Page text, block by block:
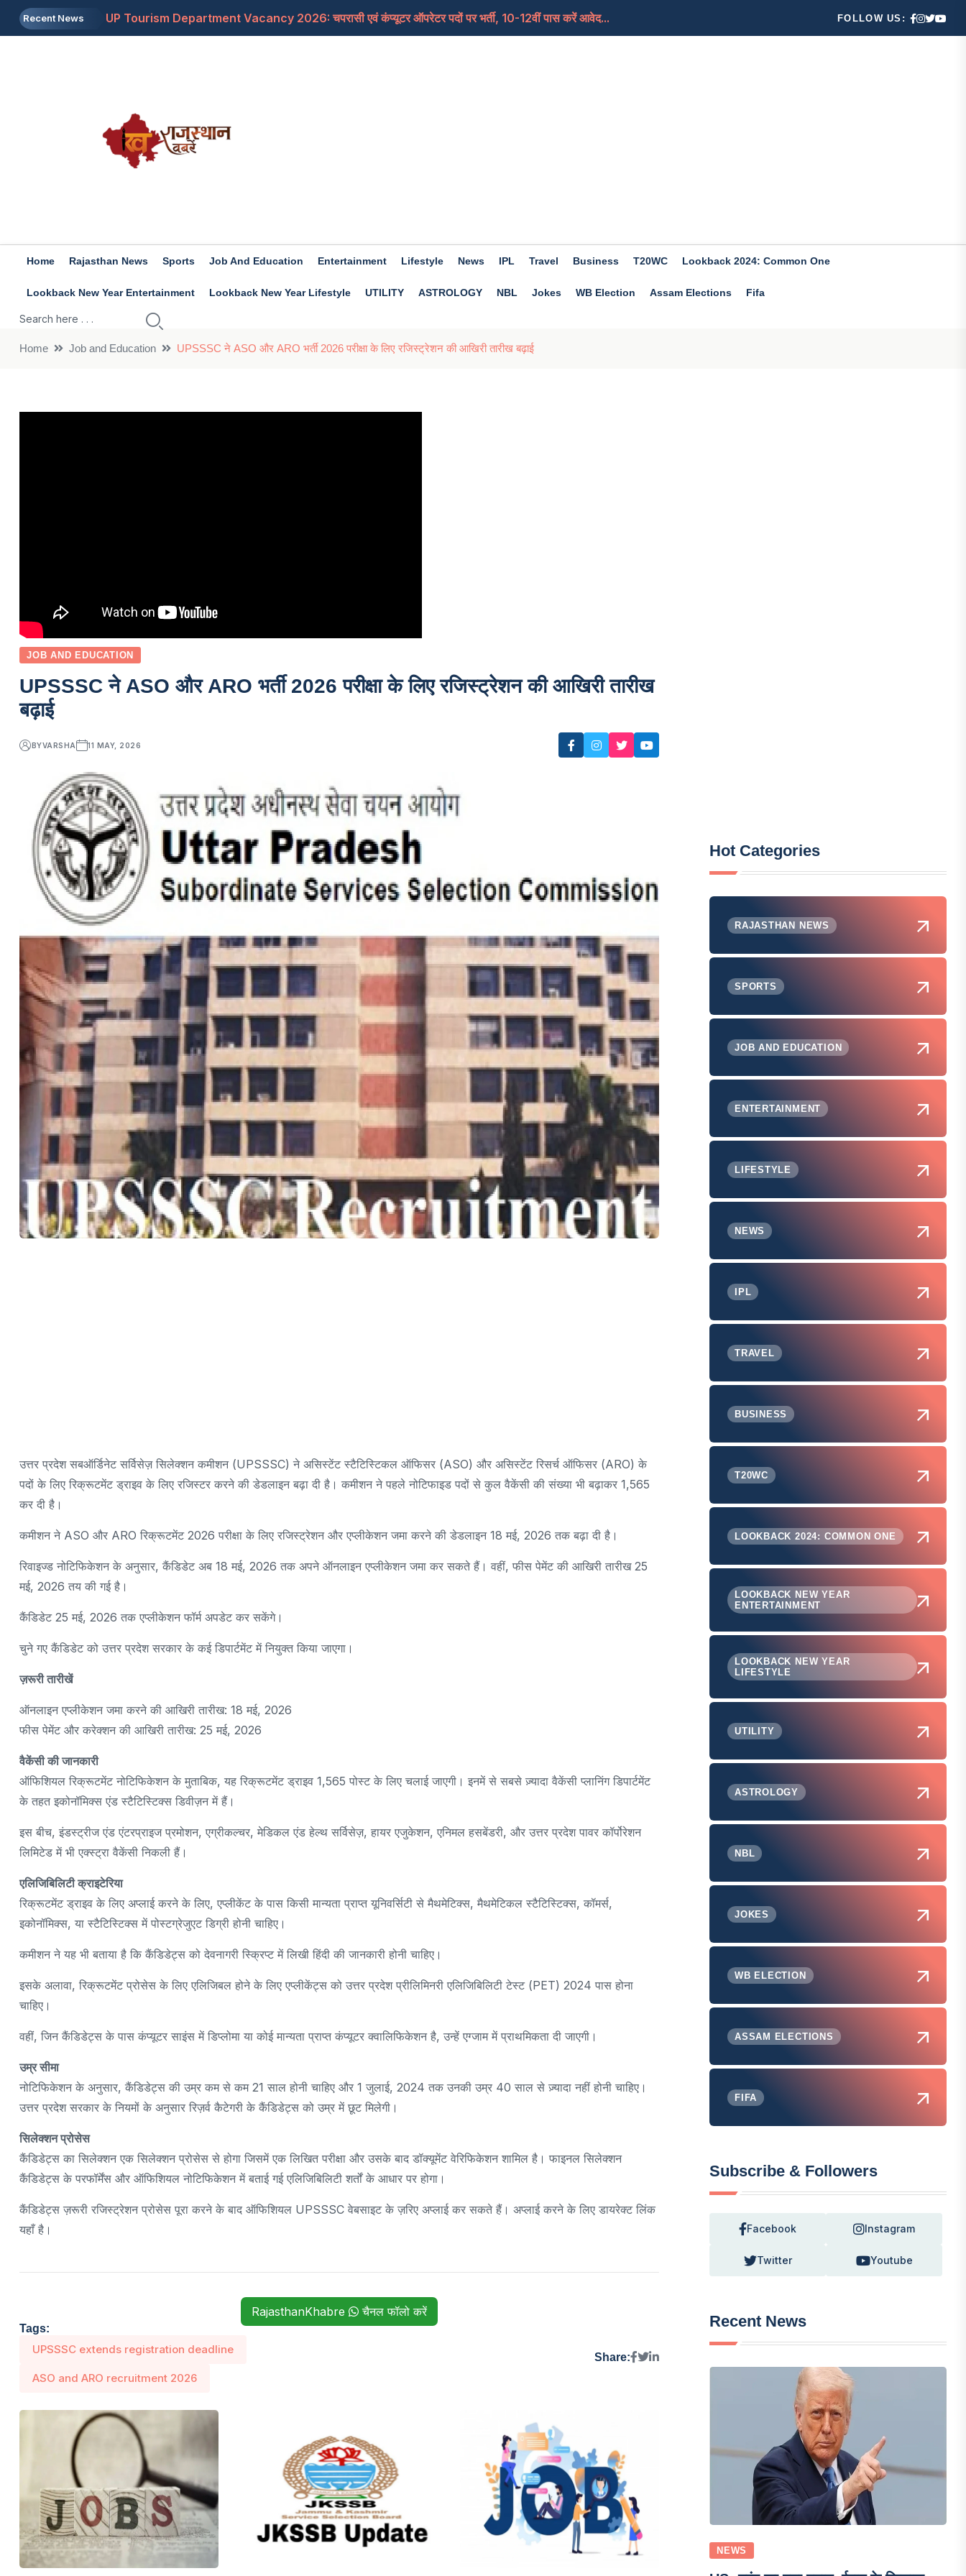
Recent News
UP Tourism Department Vacancy 2026: चपरासी एवं कंप्यूटर ऑपरेटर पदों पर भर्ती, 10-12वीं पास करें आवेद...
US: ट्रंप का बड़ा बयान, ईरान के खिलाफ किसी बड़ी सैन्य कार्रवाई करने के बजाय वह समझौता पसंद करेंगे
FOLLOW US:
Home Rajasthan News Sports Job And Education Entertainment Lifestyle News IPL Travel Business T20WC Lookback 2024: Common One
Lookback New Year Entertainment Lookback New Year Lifestyle UTILITY ASTROLOGY NBL Jokes WB Election Assam Elections Fifa
Home Job and Education UPSSSC ने ASO और ARO भर्ती 2026 परीक्षा के लिए रजिस्ट्रेशन की आखिरी तारीख बढ़ाई
JOB AND EDUCATION
UPSSSC ने ASO और ARO भर्ती 2026 परीक्षा के लिए रजिस्ट्रेशन की आखिरी तारीख
बढ़ाई
BYVARSHA 11 MAY, 2026
उत्तर प्रदेश सबऑर्डिनेट सर्विसेज़ सिलेक्शन कमीशन (UPSSSC) ने असिस्टेंट स्टैटिस्टिकल ऑफिसर (ASO) और असिस्टेंट रिसर्च ऑफिसर (ARO) के
पदों के लिए रिक्रूटमेंट ड्राइव के लिए रजिस्टर करने की डेडलाइन बढ़ा दी है। कमीशन ने पहले नोटिफाइड पदों से कुल वैकेंसी की संख्या भी बढ़ाकर 1,565
कर दी है।
कमीशन ने ASO और ARO रिक्रूटमेंट 2026 परीक्षा के लिए रजिस्ट्रेशन और एप्लीकेशन जमा करने की डेडलाइन 18 मई, 2026 तक बढ़ा दी है।
रिवाइज्ड नोटिफिकेशन के अनुसार, कैंडिडेट अब 18 मई, 2026 तक अपने ऑनलाइन एप्लीकेशन जमा कर सकते हैं। वहीं, फीस पेमेंट की आखिरी तारीख 25
मई, 2026 तय की गई है।
कैंडिडेट 25 मई, 2026 तक एप्लीकेशन फॉर्म अपडेट कर सकेंगे।
चुने गए कैंडिडेट को उत्तर प्रदेश सरकार के कई डिपार्टमेंट में नियुक्त किया जाएगा।
ज़रूरी तारीखें
ऑनलाइन एप्लीकेशन जमा करने की आखिरी तारीख: 18 मई, 2026
फीस पेमेंट और करेक्शन की आखिरी तारीख: 25 मई, 2026
वैकेंसी की जानकारी
ऑफिशियल रिक्रूटमेंट नोटिफिकेशन के मुताबिक, यह रिक्रूटमेंट ड्राइव 1,565 पोस्ट के लिए चलाई जाएगी। इनमें से सबसे ज़्यादा वैकेंसी प्लानिंग डिपार्टमेंट
के तहत इकोनॉमिक्स एंड स्टैटिस्टिक्स डिवीज़न में हैं।
इस बीच, इंडस्ट्रीज एंड एंटरप्राइज प्रमोशन, एग्रीकल्चर, मेडिकल एंड हेल्थ सर्विसेज़, हायर एजुकेशन, एनिमल हसबेंडरी, और उत्तर प्रदेश पावर कॉर्पोरेशन
लिमिटेड में भी एक्स्ट्रा वैकेंसी निकली हैं।
एलिजिबिलिटी क्राइटेरिया
रिक्रूटमेंट ड्राइव के लिए अप्लाई करने के लिए, एप्लीकेंट के पास किसी मान्यता प्राप्त यूनिवर्सिटी से मैथमेटिक्स, मैथमेटिकल स्टैटिस्टिक्स, कॉमर्स,
इकोनॉमिक्स, या स्टैटिस्टिक्स में पोस्टग्रेजुएट डिग्री होनी चाहिए।
कमीशन ने यह भी बताया है कि कैंडिडेट्स को देवनागरी स्क्रिप्ट में लिखी हिंदी की जानकारी होनी चाहिए।
इसके अलावा, रिक्रूटमेंट प्रोसेस के लिए एलिजिबल होने के लिए एप्लीकेंट्स को उत्तर प्रदेश प्रीलिमिनरी एलिजिबिलिटी टेस्ट (PET) 2024 पास होना
चाहिए।
वहीं, जिन कैंडिडेट्स के पास कंप्यूटर साइंस में डिप्लोमा या कोई मान्यता प्राप्त कंप्यूटर क्वालिफिकेशन है, उन्हें एग्जाम में प्राथमिकता दी जाएगी।
उम्र सीमा
नोटिफिकेशन के अनुसार, कैंडिडेट्स की उम्र कम से कम 21 साल होनी चाहिए और 1 जुलाई, 2024 तक उनकी उम्र 40 साल से ज़्यादा नहीं होनी चाहिए।
उत्तर प्रदेश सरकार के नियमों के अनुसार रिज़र्व कैटेगरी के कैंडिडेट्स को उम्र में छूट मिलेगी।
सिलेक्शन प्रोसेस
कैंडिडेट्स का सिलेक्शन एक सिलेक्शन प्रोसेस से होगा जिसमें एक लिखित परीक्षा और उसके बाद डॉक्यूमेंट वेरिफिकेशन शामिल है। फाइनल सिलेक्शन
कैंडिडेट्स के परफॉर्मेंस और ऑफिशियल नोटिफिकेशन में बताई गई एलिजिबिलिटी शर्तों के आधार पर होगा।
कैंडिडेट्स ज़रूरी रजिस्ट्रेशन प्रोसेस पूरा करने के बाद ऑफिशियल UPSSSC वेबसाइट के ज़रिए अप्लाई कर सकते हैं। अप्लाई करने के लिए डायरेक्ट लिंक
यहाँ है।
RajasthanKhabre चैनल फॉलो करें
Tags:
UPSSSC extends registration deadline
ASO and ARO recruitment 2026
Share:
Hot Categories
RAJASTHAN NEWS
SPORTS
JOB AND EDUCATION
ENTERTAINMENT
LIFESTYLE
NEWS
IPL
TRAVEL
BUSINESS
T20WC
LOOKBACK 2024: COMMON ONE
LOOKBACK NEW YEAR
ENTERTAINMENT
LOOKBACK NEW YEAR
LIFESTYLE
UTILITY
ASTROLOGY
NBL
JOKES
WB ELECTION
ASSAM ELECTIONS
FIFA
Subscribe & Followers
Facebook Instagram
Twitter Youtube
Recent News
NEWS